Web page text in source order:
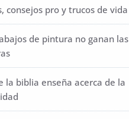
consejos pro y trucos de vida
de pintura no ganan las
la biblia enseña acerca de la